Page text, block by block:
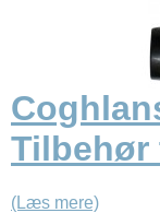
Tilbehør
(Læs mere)